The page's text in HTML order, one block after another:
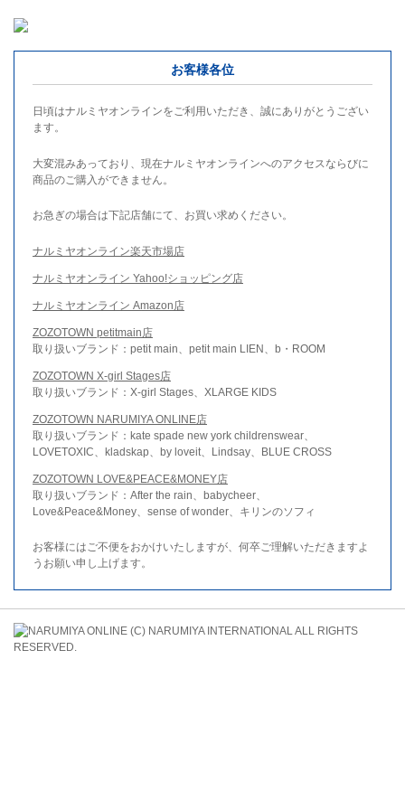
お客様各位
日頃はナルミヤオンラインをご利用いただき、誠にありがとうござい
ます。
大変混みあっており、現在ナルミヤオンラインへのアクセスならびに
商品のご購入ができません。
お急ぎの場合は下記店舗にて、お買い求めください。
ナルミヤオンライン楽天市場店
ナルミヤオンライン Yahoo!ショッピング店
ナルミヤオンライン Amazon店
ZOZOTOWN petitmain店
取り扱いブランド：petit main、petit main LIEN、b・ROOM
ZOZOTOWN X-girl Stages店
取り扱いブランド：X-girl Stages、XLARGE KIDS
ZOZOTOWN NARUMIYA ONLINE店
取り扱いブランド：kate spade new york childrenswear、
LOVETOXIC、kladskap、by loveit、Lindsay、BLUE CROSS
ZOZOTOWN LOVE&PEACE&MONEY店
取り扱いブランド：After the rain、babycheer、
Love&Peace&Money、sense of wonder、キリンのソフィ
お客様にはご不便をおかけいたしますが、何卒ご理解いただきますよ
うお願い申し上げます。